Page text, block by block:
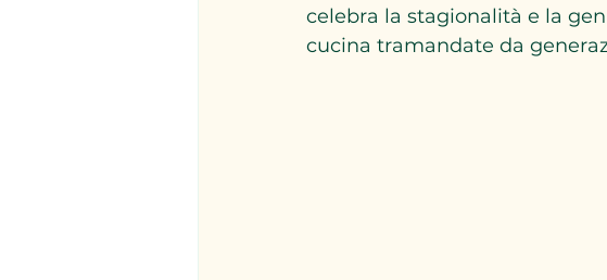
celebra la stagionalità e la
cucina tramandate da